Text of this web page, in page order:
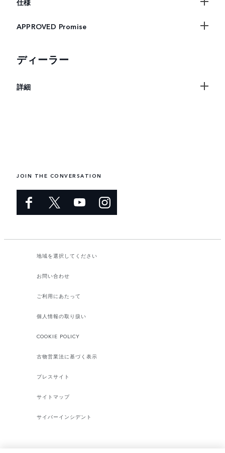
仕様
APPROVED Promise
ディーラー
詳細
JOIN THE CONVERSATION
地域を選択してください​
お問い合わせ
ご利用にあたって
個人情報の取り扱い
COOKIE POLICY
古物営業法に基づく表示
プレスサイト
サイトマップ
サイバーインシデント